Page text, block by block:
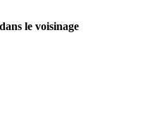
le voisinage